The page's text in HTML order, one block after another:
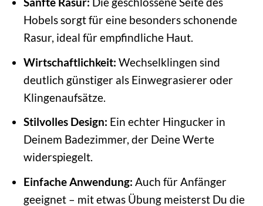
Hobels sorgt für eine besonders schonende
Rasur, ideal für empfindliche Haut.
Wirtschaftlichkeit: Wechselklingen sind
deutlich günstiger als Einwegrasierer oder
Klingenaufsätze.
Stilvolles Design: Ein echter Hingucker in
Deinem Badezimmer, der Deine Werte
widerspiegelt.
Einfache Anwendung: Auch für Anfänger
geeignet – mit etwas Übung meisterst Du die